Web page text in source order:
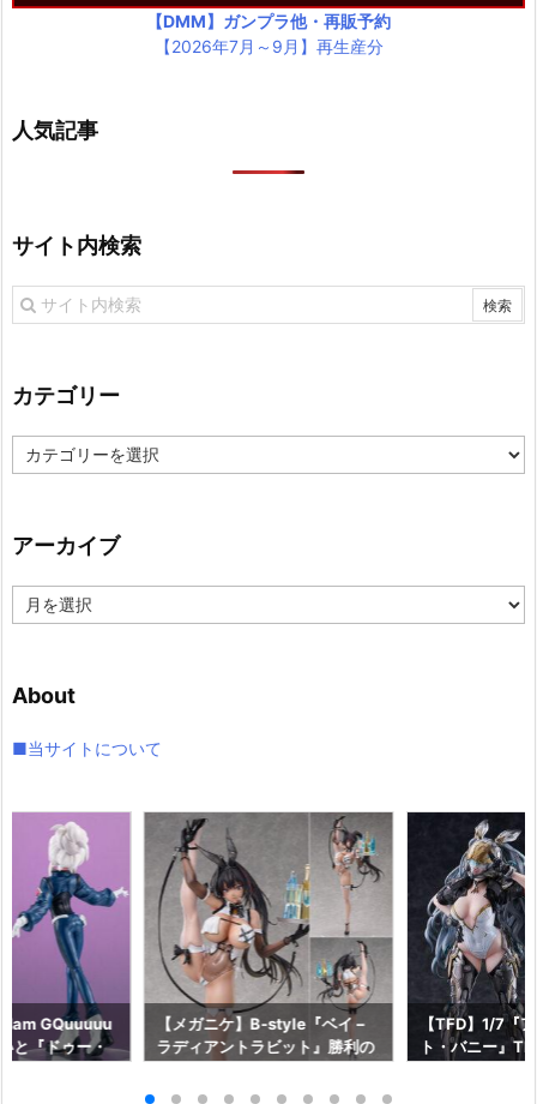
【DMM】ガンプラ他・再販予約
【2026年7月～9月】再生産分
人気記事
サイト内検索
カテゴリー
テ
ー
アーカイブ
ー
ブ
About
■当サイトについて
GQuuuuu
と『ドゥー・
【メガニケ】B-style『ベイ –
ラディアントラビット』勝利の
約【フリーイング】より2026
【TFD】1/7『
ト・バニー』